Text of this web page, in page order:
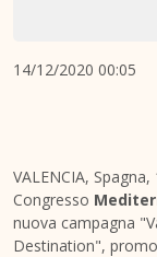
14/12/2020 00:05
VALENCIA,
Congresso
nuova campagna
Destination",